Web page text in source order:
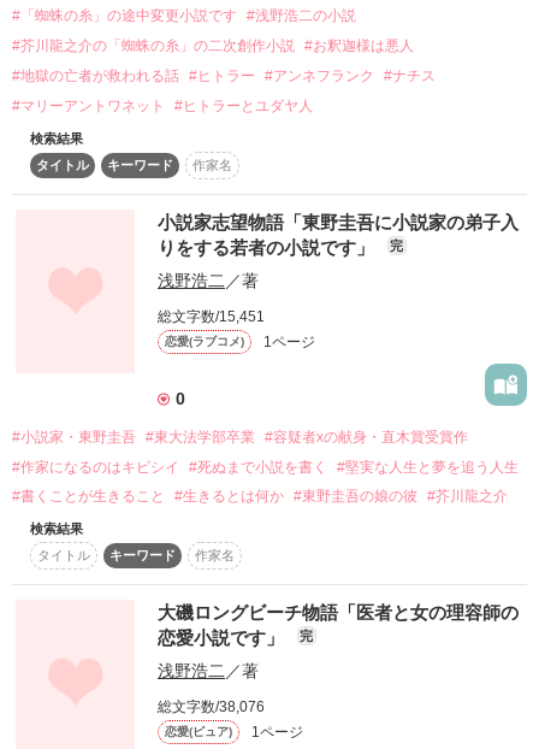
ジャンル
感想
長編 中編 短編
ャレンジ！～
200文字でゾッ！こわい短編コンテスト
この2人が最強‼ベストバディ短編コンテスト
賞」野いちご！会場
その他の条件 動画あり
#「蜘蛛の糸」の途中変更小説です
#浅野浩二の小説
#芥川龍之介の「蜘蛛の糸」の二次創作小説
#お釈迦様は悪人
#地獄の亡者が救われる話 #ヒトラー #アンネフランク
#ナチス
#マリーアントワネット
#ヒトラーとユダヤ人
検索結果
タイトル
キーワード 作家名
小説家志望物語「東野圭吾に小説家の弟子入
りをする若者の小説です」
完
浅野浩二 ／著
総文字数/15,451
恋愛(ラブコメ) 1ページ
0
#小説家・東野圭吾 #東大法学部卒業
#容疑者xの献身・直木賞受賞作
#作家になるのはキビシイ
#死ぬまで小説を書く
#堅実な人生と夢を追う人生
#書くことが生きること
#生きるとは何か #東野圭吾の娘の彼 #芥川龍之介
検索結果
タイトル
キーワード 作家名
大磯ロングビーチ物語「医者と女の理容師の
恋愛小説です」
完
浅野浩二／著
総文字数/38,076
恋愛(ピュア) 1ページ